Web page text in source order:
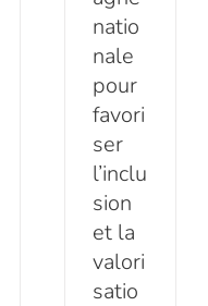
natio
nale
pour
favori
ser
l’inclu
sion
et la
valori
satio